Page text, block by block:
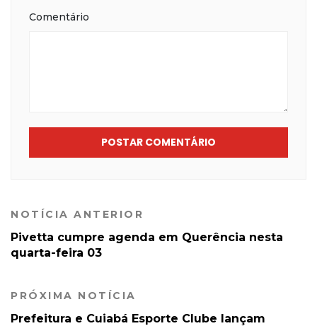
Comentário
POSTAR COMENTÁRIO
NOTÍCIA ANTERIOR
Pivetta cumpre agenda em Querência nesta
quarta-feira 03
PRÓXIMA NOTÍCIA
Prefeitura e Cuiabá Esporte Clube lançam